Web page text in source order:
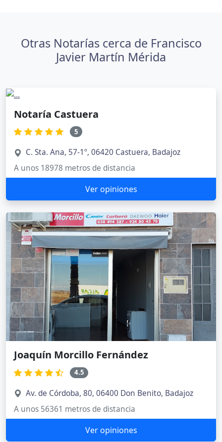
Otras Notarías cerca de Francisco
Javier Martín Mérida
Notaría Castuera
5
C. Sta. Ana, 57-1º, 06420 Castuera, Badajoz
A unos 18978 metros de distancia
Ver opiniones
Joaquín Morcillo Fernández
4.5
Av. de Córdoba, 80, 06400 Don Benito, Badajoz
A unos 56361 metros de distancia
Ver opiniones